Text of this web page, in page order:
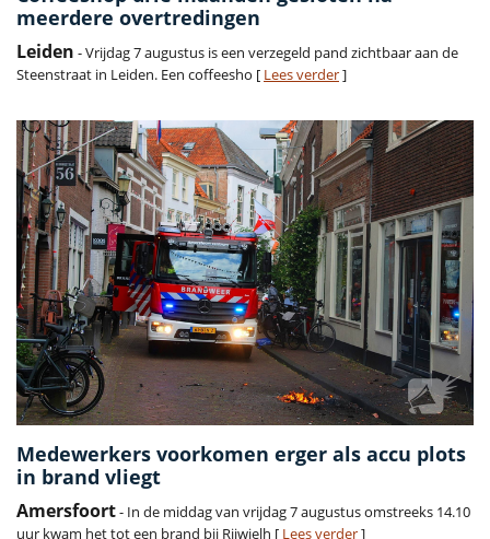
meerdere overtredingen
Leiden - Vrijdag 7 augustus is een verzegeld pand zichtbaar aan de
Steenstraat in Leiden. Een coffeesho [ Lees verder]
Medewerkers voorkomen erger als accu plots
in brand vliegt
Amersfoort- In de middag van vrijdag 7 augustus omstreeks 14.10
uur kwam het tot een brand bij Rijwielh [ Lees verder]